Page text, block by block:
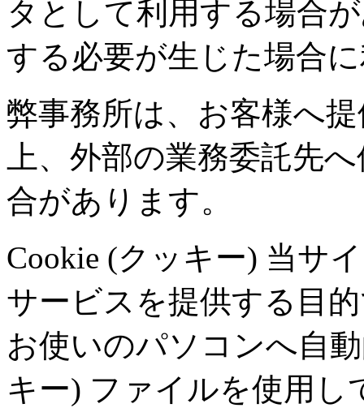
タとして利用する場合
する必要が生じた場合
弊事務所は、お客様へ
上、外部の業務委託先
合があります。
Cookie (クッキー) 当サ
サービスを提供する目
お使いのパソコンへ自
キー) ファイルを使用し